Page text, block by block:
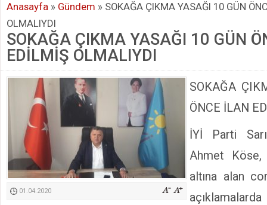
Hak-İş Abdurrahman Yücel
HDP İL BİNASININ ÖNÜNDE ANNELER TARİH
CEYHAN TİCARET ODASI
BÖLGEMİZ ÇUKUROVA’DA 2019 YILI PAMUK
İyi Parti Yüreğir İlçe Başkanı Enis Akyürek
Kimyasallardan Koruma Derneği Başkanı Cennet Çelik
Anasayfa » Gündem » SOKAĞA ÇIKMA YASAĞI 10 GÜN
OLMALIYDI
SOKAĞA ÇIKMA YASAĞI 10 GÜN
EDİLMİŞ OLMALIYDI
01.04.2020
SOKAĞA
ÖNCE İLAN
İYİ Parti
Ahmet
Köse,
altına alan